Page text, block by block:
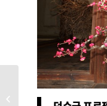
2021년 10월 제441호